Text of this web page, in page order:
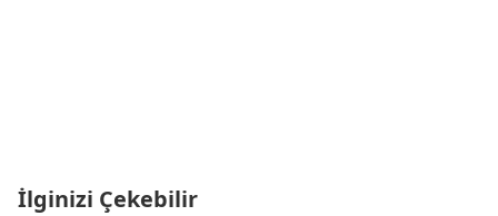
İlginizi Çekebilir